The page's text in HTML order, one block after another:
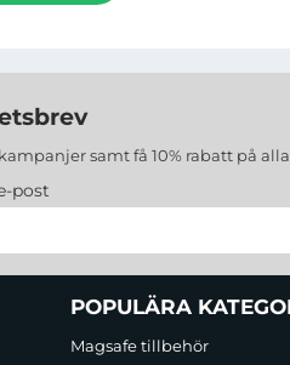
samt få 10% rabatt på alla
post
POPULÄRA
Magsafe tillbehör